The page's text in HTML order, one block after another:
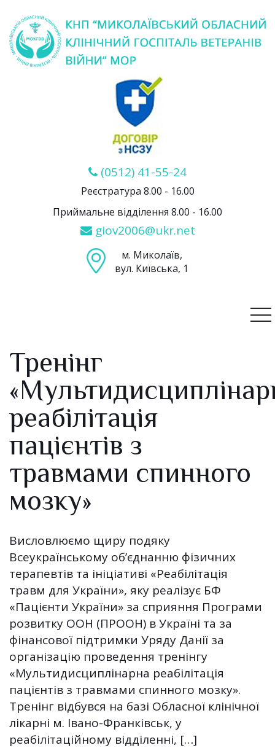
(0512) 41-55-24
Реєстратура 8.00 - 16.00
Приймальне відділення 8.00 - 16.00
giov2006@ukr.net
м. Миколаїв,
вул. Київська, 1
Тренінг
реабілітація
пацієнтів з
травмами спинного
мозку»
Висловлюємо щиру подяку
Всеукраїнському об’єднанню фізичних
терапевтів та ініціативі «Реабілітація
травм для України», яку реалізує БФ
«Пацієнти України» за сприяння Програми
розвитку ООН (ПРООН) в Україні та за
фінансової підтримки Уряду Данії за
організацію проведення тренінгу
«Мультидисциплінарна реабілітація
пацієнтів з травмами спинного мозку».
Тренінг відбувся на базі Обласної клінічної
лікарні м. Івано-Франківськ, у
реабілітаційному відділенні, […]